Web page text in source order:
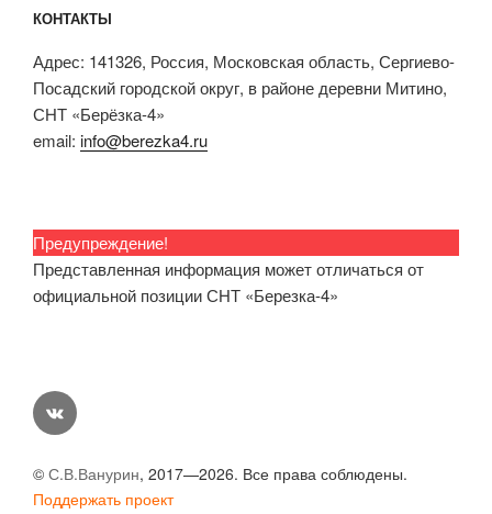
КОНТАКТЫ
Адрес: 141326, Россия, Московская область, Сергиево-
Посадский городской округ, в районе деревни Митино,
СНТ «Берёзка-4»
email: info@berezka4.ru
Предупреждение!
Представленная информация может отличаться от
официальной позиции СНТ «Березка-4»
vk
© С.В.Ванурин, 2017—2026. Все права соблюдены.
Поддержать проект